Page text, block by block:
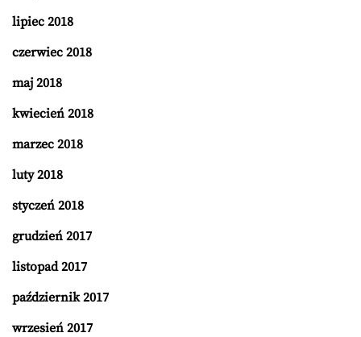
lipiec 2018
czerwiec 2018
maj 2018
kwiecień 2018
marzec 2018
luty 2018
styczeń 2018
grudzień 2017
listopad 2017
październik 2017
wrzesień 2017